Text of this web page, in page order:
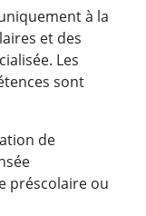
à la
et des
Les
sont
de
préscolaire ou